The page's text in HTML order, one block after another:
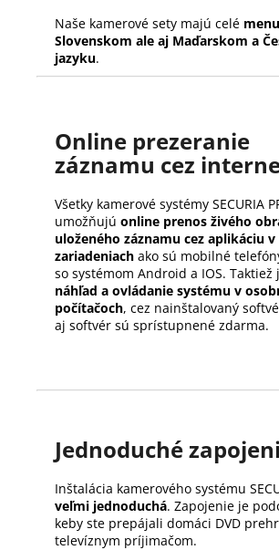
Naše kamerové sety majú celé
Slovenskom ale aj Maďarskom a
jazyku.
Online prezeranie
záznamu cez
Všetky kamerové systémy SECURIA
umožňujú online prenos živého
uloženého záznamu cez aplikáciu
zariadeniach ako sú mobilné
so systémom Android a IOS. Taktiež
náhľad a ovládanie systému v
počítačoch, cez nainštalovaný
aj softvér sú sprístupnené zdarma.
Jednoduché
Inštalácia kamerového systému
veľmi jednoduchá. Zapojenie je
keby ste prepájali domáci DVD
televíznym príjimačom.